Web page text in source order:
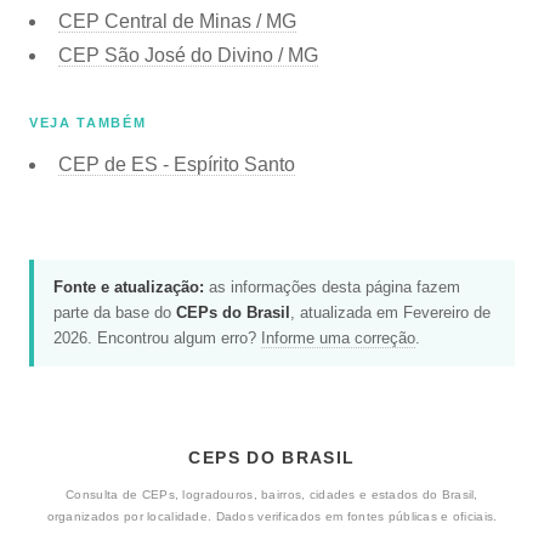
CEP Central de Minas / MG
CEP São José do Divino / MG
VEJA TAMBÉM
CEP de ES - Espírito Santo
Fonte e atualização: as informações desta página fazem
parte da base do CEPs do Brasil , atualizada em Fevereiro de
2026. Encontrou algum erro? Informe uma correção.
CEPS DO BRASIL
Consulta de CEPs, logradouros, bairros, cidades e estados do Brasil,
organizados por localidade. Dados verificados em fontes públicas e oficiais.